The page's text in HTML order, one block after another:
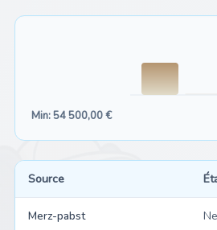
Min: 54 500,00 €
Source
Merz-pabst